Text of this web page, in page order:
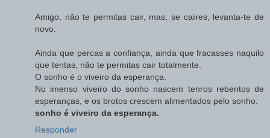
Amigo, não te permitas cair, mas, se caíres, levanta-te de
novo.
Ainda que percas a confiança, ainda que fracasses naquilo
que tentas, não te permitas cair totalmente.
O sonho é o viveiro da esperança.
No imenso viveiro do sonho nascem tenros rebentos de
esperanças, e os brotos crescem alimentados pelo sonho.
sonho é viveiro da esperança.
Responder